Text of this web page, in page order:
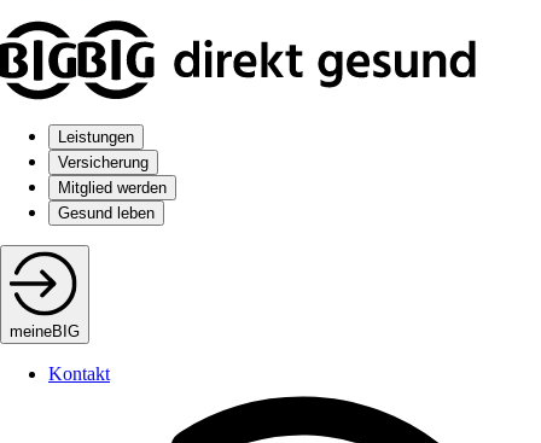
Leistungen
Versicherung
Mitglied werden
Gesund leben
meineBIG
Kontakt